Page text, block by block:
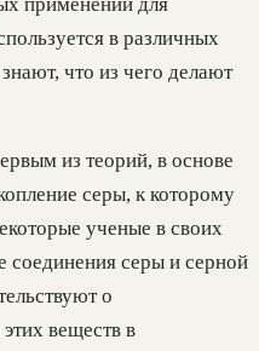
в различных
что из чего делают
из теорий, в основе
серы, к которому
ученые в своих
соединения серы и серной
о
веществ в